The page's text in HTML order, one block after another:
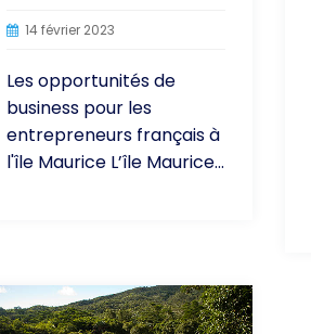
14 février 2023
Les opportunités de
business pour les
entrepreneurs français à
l'île Maurice L’île Maurice...